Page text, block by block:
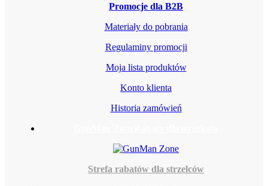
Promocje dla B2B
Materiały do pobrania
Regulaminy promocji
Moja lista produktów
Konto klienta
Historia zamówień
Strefa rabatów dla strzelców